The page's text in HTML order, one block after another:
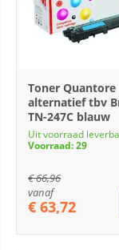
Toner Quantore
alternatief tbv
TN-247C blauw
Uit voorraad
Voorraad: 29
€66,96
vanaf
€ 63,72